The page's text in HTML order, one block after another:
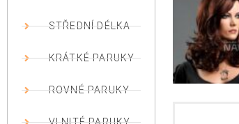
STŘEDNÍ DÉLKA
KRÁTKÉ PARUKY
ROVNÉ PARUKY